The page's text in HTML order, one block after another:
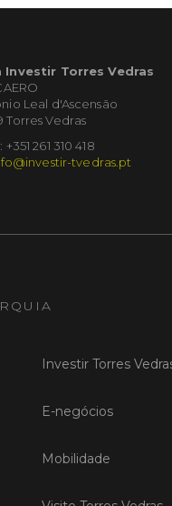
Investir Torres Vedras
Leal d'Ascensão
Torres Vedras
261 310 418
tvedras.pt
Investir Torres
E-negócios
Mobilidade